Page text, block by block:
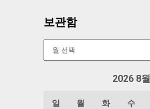
보관함
2026 8월
일 월 화 수